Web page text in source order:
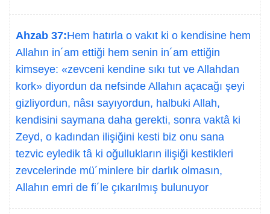
Ahzab 37:Hem hatırla o vakıt ki o kendisine hem
Allahın in´am ettiği hem senin in´am ettiğin
kimseye: «zevceni kendine sıkı tut ve Allahdan
kork» diyordun da nefsinde Allahın açacağı şeyi
gizliyordun, nâsı sayıyordun, halbuki Allah,
kendisini saymana daha gerekti, sonra vaktâ ki
Zeyd, o kadından ilişiğini kesti biz onu sana
tezvic eyledik tâ ki oğullukların ilişiği kestikleri
zevcelerinde mü´minlere bir darlık olmasın,
Allahın emri de fi´le çıkarılmış bulunuyor